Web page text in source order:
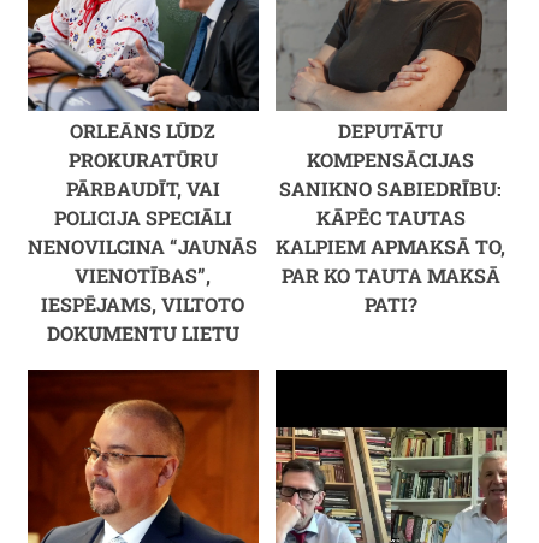
ORLEĀNS LŪDZ
PROKURATŪRU
PĀRBAUDĪT, VAI
POLICIJA SPECIĀLI
NENOVILCINA “JAUNĀS
VIENOTĪBAS”,
IESPĒJAMS, VILTOTO
DOKUMENTU LIETU
DEPUTĀTU
KOMPENSĀCIJAS
SANIKNO SABIEDRĪBU:
KĀPĒC TAUTAS
KALPIEM APMAKSĀ TO,
PAR KO TAUTA MAKSĀ
PATI?